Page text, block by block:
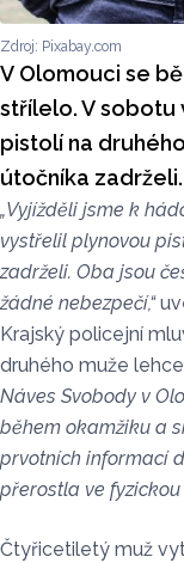
Zdroj: Pixabay.com
V Olomouci se
střílelo. V sobotu
pistolí na
útočníka
„Vyjížděli jsme k
vystřelil plynovou
zadrželi. Oba jsou
žádné nebezpečí,“
Krajský policejní
druhého muže
Náves Svobody v
během okamžiku a
prvotních informací
přerostla ve fyzickou
Čtyřicetiletý muž